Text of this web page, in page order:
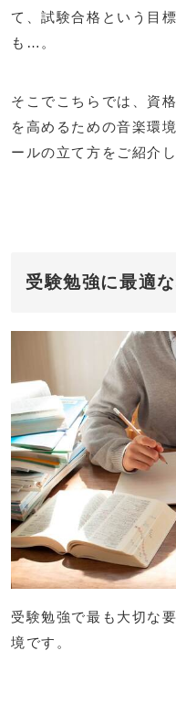
て、試験合格という目
も…。
そこでこちらでは、資
を高めるための音楽環
ールの立て方をご紹介し
受験勉強に最適
受験勉強で最も大切な
境です。